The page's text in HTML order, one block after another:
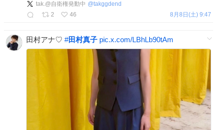
tak.@自衛権発動中 @takggdend
2
46 8月8日(土) 9:47
田村アナ♡ #田村真子 pic.x.com/LBhLb90tAm